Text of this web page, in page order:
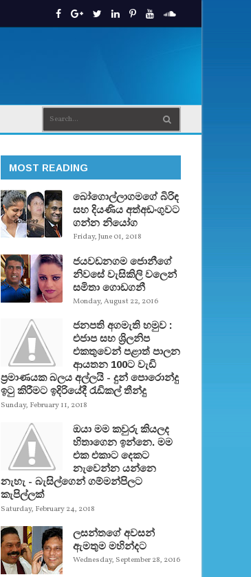
MOST READING
බෝගොල්ලාගමගේ බිරිඳ
සහ දියණිය අත්අඩංගුවට
ගන්න නියෝග
Friday, June 01, 2018
ජයවඩනගම ජොනීගේ
නිවසේ වැසිකිලි වලෙන්
සමිතා ගොඩගනී
Monday, August 22, 2016
ජනපති අගමැති හමුව :
එජාප සහ ශ්‍රිලනිප
එකතුවෙන් පළාත් පාලන
ආයතන 100ට වැඩි
ප්‍රමාණයක බලය අල්ලයි - දුන් පොරොන්දු
ඉටු කිරීමට ඉදිරියේදී රැඩිකල් තීන්දු
Sunday, February 11, 2018
ඔයා මම කවුරු කියලද
හිතාගෙන ඉන්නෙ. මම
එක එකාට දෙකට
නැවෙන්න යන්නෙ
නැහැ - බැසිල්ගෙන් ගම්මන්පිලට
කැපිල්ලක්
Saturday, February 24, 2018
ලසන්තගේ අවසන්
ඇමතුම මහින්දට
Wednesday, September 28, 2016